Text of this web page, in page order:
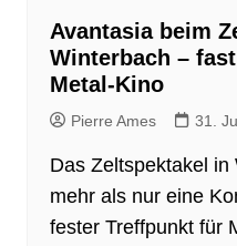
Avantasia beim
Winterbach –
Metal-Kino
Pierre Ames 31.
Das Zeltspektakel
mehr als nur eine
fester Treffpunkt für